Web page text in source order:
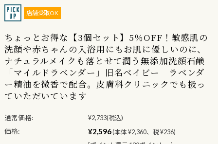
店舗受取OK
ちょっとお得な【3個セット】5％OFF！敏感肌の
洗顔や赤ちゃんの入浴用にもお肌に優しいのに、
ナチュラルメイクも落とせて潤う無添加洗顔石鹸
「マイルドラベンダー」旧名ベイビー ラベンダ
ー精油を微香で配合。皮膚科クリニックでも扱っ
ていただいています
通常価格: ¥2,733(税込)
価格:
¥2,596(本体 ¥2,360、税 ¥236)